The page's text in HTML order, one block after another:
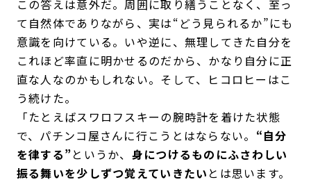
この答えは意外だ。周囲に取り繕うことなく、至っ
て自然体でありながら、実は“どう見られるか”にも
意識を向けている。いや逆に、無理してきた自分を
これほど率直に明かせるのだから、かなり自分に正
直な人なのかもしれない。そして、ヒコロヒーはこ
う続けた。
「たとえばスワロフスキーの腕時計を着けた状態
で、パチンコ屋さんに行こうとはならない。 “自分
を律する”というか、 身につけるものにふさわしい
振る舞いを少しずつ覚えていきたい とは思います。